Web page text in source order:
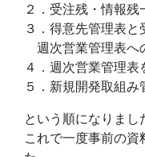
２．受注残・情報
３．得意先管理表
週次営業管理表へ
４．週次営業管理
５．新規開発取組
という順になりまし
これで一度事前の資